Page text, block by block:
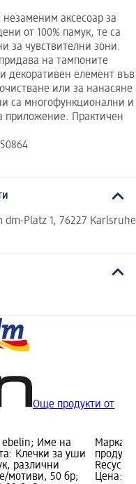
аксесоар за
от 100% памук, те са
за чувствителни зони.
на тампоните
декоративен елемент във
или за нанасяне
са многофункционални и
приложение. Практичен
dm-Platz 1, 76227 Karlsruhe
Още продукти от
ebelin; Име на
Клечки за уши
различни
мотиви, 50 бр;
Марка:
Цена: